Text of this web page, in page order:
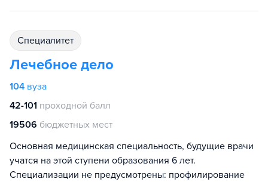
специалитет
Лечебное дело
104 вуза
42-101 проходной балл
19506 бюджетных мест
Основная медицинская специальность, будущие врачи
учатся на этой ступени образования 6 лет.
Специализации не предусмотрены: профилирование